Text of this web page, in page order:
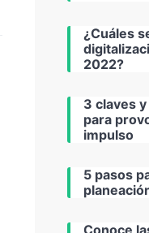
¿Cuáles
2022?
3 claves
para
impulso
5 pasos
Conoce